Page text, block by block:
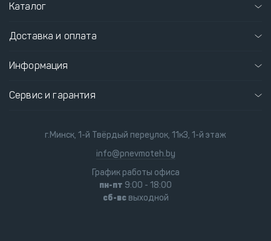
Каталог
Доставка и оплата
Информация
Сервис и гарантия
г.Минск, 1-й Твёрдый переулок, 11к3, 1-й этаж
info@pnevmoteh.by
График работы офиса
пн-пт 9:00 - 18:00
сб-всвыходной